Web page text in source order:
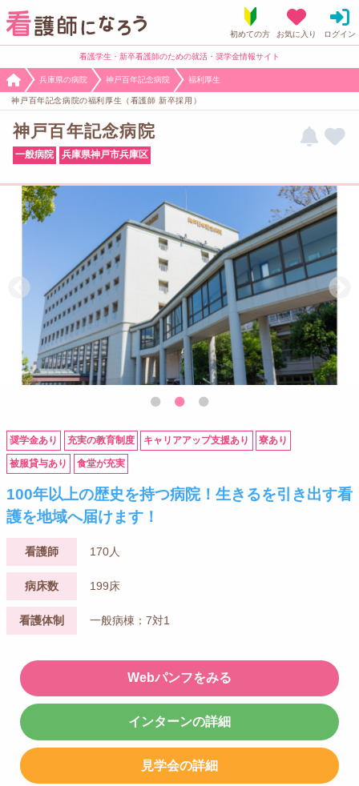
看護学生・新卒看護師のための就活・奨学金情報サイト
兵庫県の病院 神戸百年記念病院 福利厚生
神戸百年記念病院の福利厚生（看護師 新卒採用）
神戸百年記念病院
一般病院 兵庫県神戸市兵庫区
奨学金あり 充実の教育制度 キャリアアップ支援あり 寮あり
被服貸与あり 食堂が充実
100年以上の歴史を持つ病院！生きるを引き出す看
護を地域へ届けます！
看護師 170人
病床数 199床
看護体制 一般病棟：7対1
Webパンフをみる
インターンの詳細
見学会の詳細